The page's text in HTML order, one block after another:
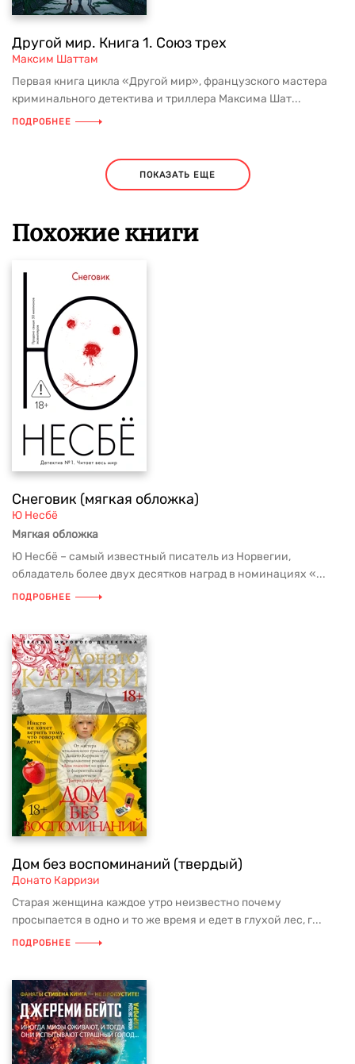
Другой мир. Книга 1. Союз трех
Максим Шаттам
Первая книга цикла «Другой мир», французского мастера
криминального детектива и триллера Максима Шат...
ПОДРОБНЕЕ
ПОКАЗАТЬ ЕЩЕ
Похожие книги
Снеговик (мягкая обложка)
Ю Несбё
Мягкая обложка
Ю Несбё – самый известный писатель из Норвегии,
обладатель более двух десятков наград в номинациях «...
ПОДРОБНЕЕ
Дом без воспоминаний (твердый)
Донато Карризи
Старая женщина каждое утро неизвестно почему
просыпается в одно и то же время и едет в глухой лес, г...
ПОДРОБНЕЕ